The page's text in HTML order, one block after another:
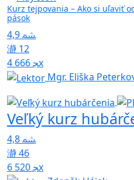
Kurz tejpovania – Ako si uľaviť
pások
4,9
12
4 666x
Mgr. Eliška
Veľký kurz
4,8
46
6 520x